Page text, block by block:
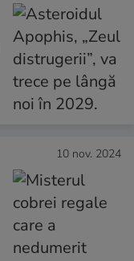
10 nov. 2024